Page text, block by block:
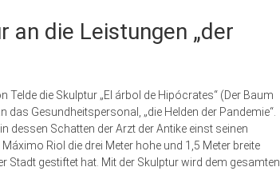
an die Leistungen „der
Telde die Skulptur „El árbol de Hipócrates“ (Der Baum
Gesundheitspersonal, „die Helden der Pandemie“.
dessen Schatten der Arzt der Antike einst seinen
Riol die drei Meter hohe und 1,5 Meter breite
Stadt gestiftet hat. Mit der Skulptur wird dem gesamten